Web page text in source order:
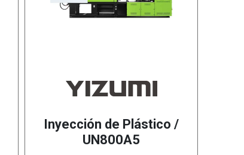
Inyección de Plástico /
UN800A5